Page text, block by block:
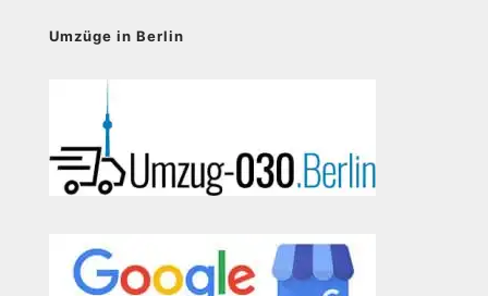
Umzüge in Berlin